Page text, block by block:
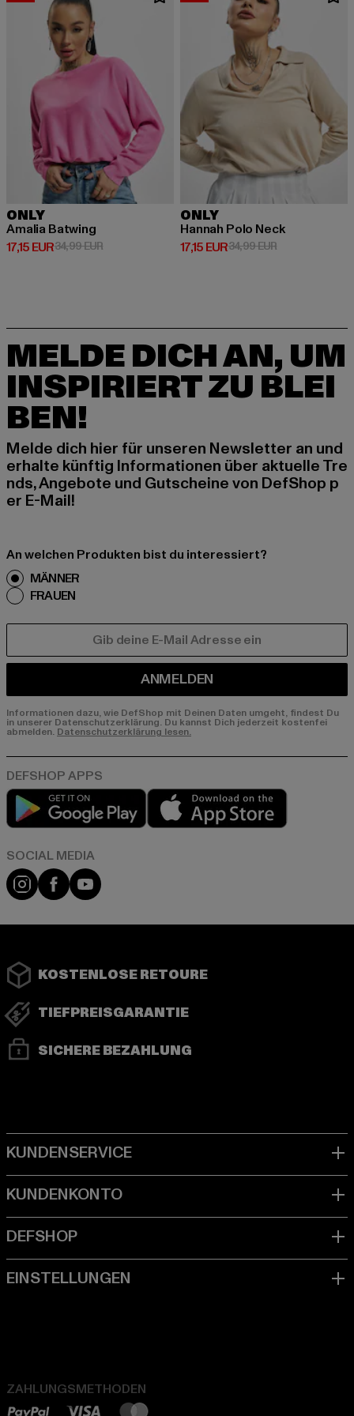
ONLY
Amalia Batwing
17,15 EUR
Derzeitiger Preis: 17,15 EUR
34,99 EURAktionspreis: 34,99 EUR
ONLY
Hannah Polo Neck
17,15 EUR
Derzeitiger Preis: 17,15 EUR
34,99 EURAktionspreis:
MELDE DICH AN, UM
INSPIRIERT ZU BLEI
BEN!
Melde dich hier für unseren Newsletter an und
erhalte künftig Informationen über aktuelle Tre
nds, Angebote und Gutscheine von DefShop p
er E-Mail!
An welchen Produkten bist du interessiert?
MÄNNER
FRAUEN
ANMELDEN
Informationen dazu, wie DefShop mit Deinen Daten umgeht, findest Du
in unserer Datenschutzerklärung. Du kannst Dich jederzeit kostenfei
abmelden. Datenschutzerklärung lesen.
Play market
Instagram
FacebookYouTube
KOSTENLOSE RETOURE
TIEFPREISGARANTIE
SICHERE BEZAHLUNG
ZAHLUNGSMETHODEN